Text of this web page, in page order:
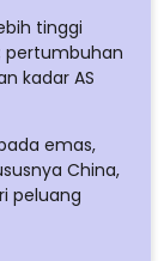
tinggi
pertumbuhan
kadar AS
emas,
China,
peluang